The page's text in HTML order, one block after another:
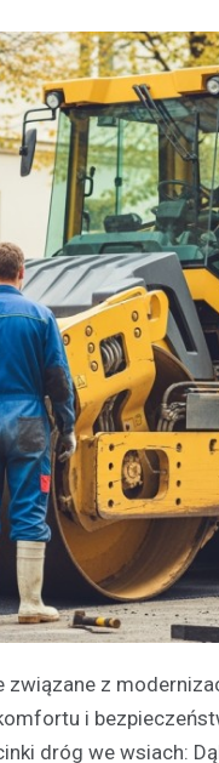
związane z
i
dróg we wsiach: